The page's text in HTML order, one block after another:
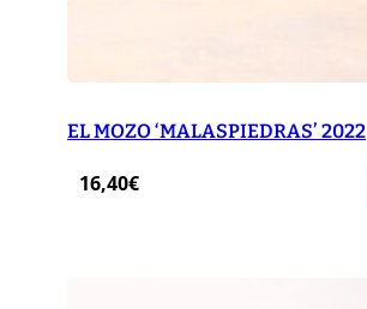
EL MOZO ‘MALASPIEDRAS’ 2022
16,40€